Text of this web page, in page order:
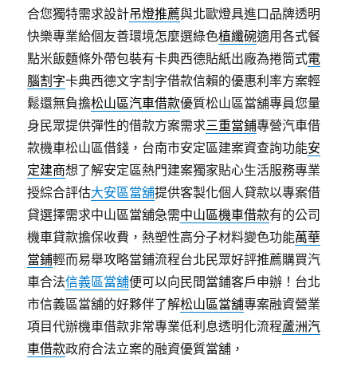
合您獨特需求設計吊燈推薦與北歐燈具進口品牌透明
快樂專業給個友善環境怎麼選綠色植纖碗適用各式餐
點米飯麵條外帶包裝有卡典西德貼紙出廠為捲筒式電
腦割字卡典西德文字割字借款信賴的優惠利率方案輕
鬆還無負擔松山區汽車借款優質松山區當舖專員您量
身民眾提供彈性的借款方案需求三重當鋪專營汽車借
款機車松山區借錢，台南市安定區建案資查詢功能安
定建商想了解安定區熱門建案獨家貼心生活服務專業
授綜合評估大安區當舖提供客製化個人貸款以專案借
貸選擇需求中山區當舖急需中山區機車借款有的公司
機車貸款擔保收費，熱塑性高分子材料變色功能萬華
當鋪輕而易舉攻略當鋪流程台北民眾好評推薦購買汽
車合法信義區當舖便可以向民間當鋪客戶申辦！台北
市信義區當舖的好夥伴了解松山區當舖專案融資營業
項目代辦機車借款非常專業低利息透明化流程蘆洲汽
車借款政府合法立案的融資優質當舖，